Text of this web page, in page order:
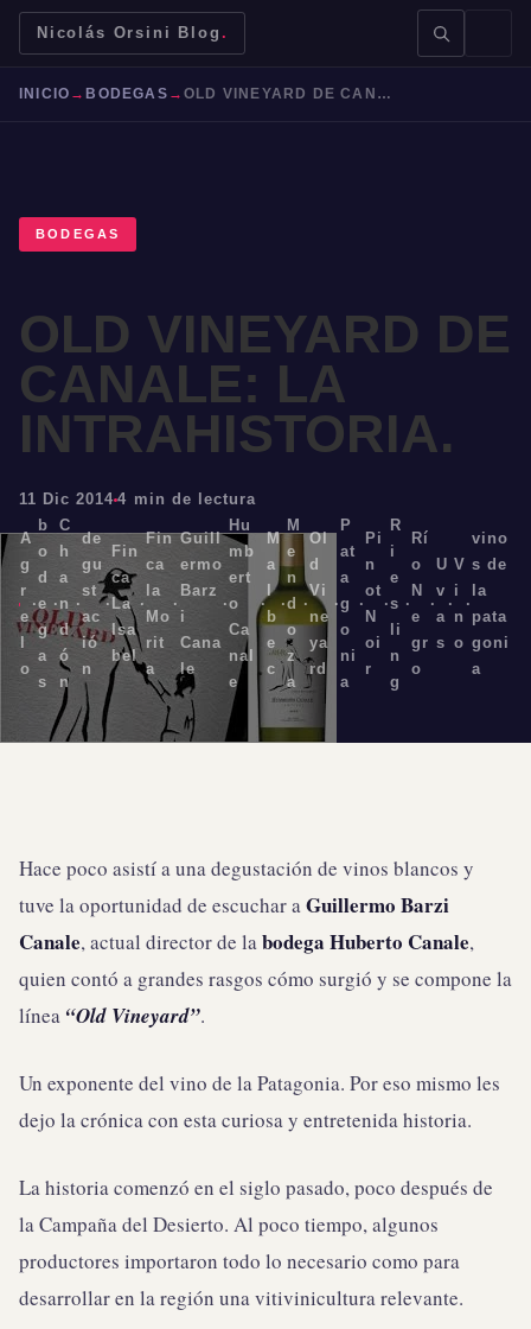
Nicolás Orsini Blog .
Mendoza Malbec Bodegas Jujuy
INICIO → BODEGAS → OLD VINEYARD DE CANALE: LA INTRAHISTORIA.
BODEGAS
OLD VINEYARD DE
CANALE: LA
INTRAHISTORIA.
11 Dic 2014 4 min de lectura
A
g
r
e
o
·
b
o
d
e
g
a
s
·
C
h
a
n
d
ó
n
·
de
gu
st
ac
ió
n
·
Fin
ca
La
Isa
bel
·
Fin
ca
la
Mo
rit
a
·
Guill
ermo
Barz
i
Cana
le
·
Hu
mb
ert
o
Ca
nal
e
·
M
a
l
b
e
c
·
M
e
n
d
o
z
a
·
Ol
d
Vi
ne
ya
rd
·
P
at
a
g
o
ni
a
·
Pi
n
ot
N
oi
r
·
R
i
e
s
li
n
g
·
Rí
o
N
e
gr
o
·
U
v
a
s
·
V
i
n
o
·
vino
s de
la
pata
goni
a
Hace poco asistí a una degustación de vinos blancos y
tuve la oportunidad de escuchar a Guillermo Barzi
Canale, actual director de la bodega Huberto Canale,
quien contó a grandes rasgos cómo surgió y se compone la
línea “Old Vineyard”.
Un exponente del vino de la Patagonia. Por eso mismo les
dejo la crónica con esta curiosa y entretenida historia.
La historia comenzó en el siglo pasado, poco después de
la Campaña del Desierto. Al poco tiempo, algunos
productores importaron todo lo necesario como para
desarrollar en la región una vitivinicultura relevante.